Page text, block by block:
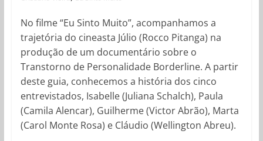
No filme “Eu Sinto Muito”, acompanhamos a
trajetória do cineasta Júlio (Rocco Pitanga) na
produção de um documentário sobre o
Transtorno de Personalidade Borderline. A partir
deste guia, conhecemos a história dos cinco
entrevistados, Isabelle (Juliana Schalch), Paula
(Camila Alencar), Guilherme (Victor Abrão), Marta
(Carol Monte Rosa) e Cláudio (Wellington Abreu).